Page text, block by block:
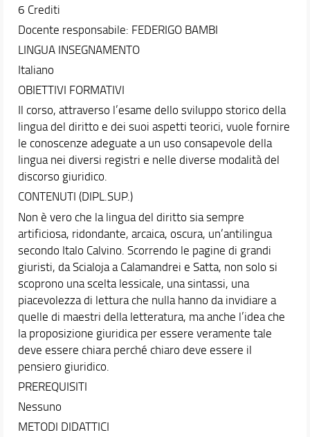
Conoscenza di altre lingue
Conoscenze informatiche
Le attività a scelta libera
Il piano di studio
Passaggi da altro corso di studio
Orientamento
Tirocini
Anticipazione della pratica forense
Anticipazione della pratica Consulente del Lavoro
Anticipazione della pratica per l’accesso alla
Mobilità internazionale
Tutorato didattico
Docenti
Orario e calendari
Comunicare con la Scuola
6 Crediti
Docente responsabile: FEDERIGO BAMBI
LINGUA INSEGNAMENTO
Italiano
OBIETTIVI FORMATIVI
Il corso, attraverso l’esame dello sviluppo storico della
lingua del diritto e dei suoi aspetti teorici, vuole fornire
le conoscenze adeguate a un uso consapevole della
lingua nei diversi registri e nelle diverse modalità del
discorso giuridico.
CONTENUTI (DIPL.SUP.)
Non è vero che la lingua del diritto sia sempre
artificiosa, ridondante, arcaica, oscura, un’antilingua
secondo Italo Calvino. Scorrendo le pagine di grandi
giuristi, da Scialoja a Calamandrei e Satta, non solo si
scoprono una scelta lessicale, una sintassi, una
piacevolezza di lettura che nulla hanno da invidiare a
quelle di maestri della letteratura, ma anche l’idea che
la proposizione giuridica per essere veramente tale
deve essere chiara perché chiaro deve essere il
pensiero giuridico.
PREREQUISITI
Nessuno
METODI DIDATTICI